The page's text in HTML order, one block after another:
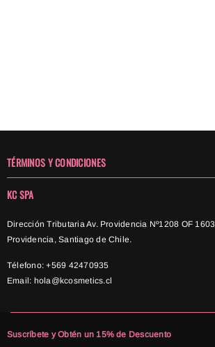
TÉRMINOS Y CONDICIONES
KC SPA
Dirección Tributaria Av. Providencia Nº1208 OF 1603
Providencia, Santiago de Chile.
Télefono: +569 42470935
Email: hola@kcosmetics.cl
Suscríbete y Obtén un 15% de Descuento